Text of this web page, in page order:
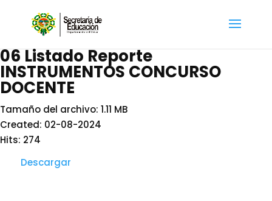
06 Listado Reporte
INSTRUMENTOS CONCURSO
DOCENTE
Tamaño del archivo: 1.11 MB
Created: 02-08-2024
Hits: 274
Descargar